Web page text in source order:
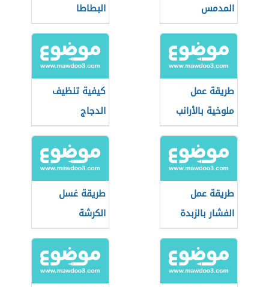
المدمس
البطاطا
طريقة عمل
ملوخية بالأرانب
كيفية تنظيف
الدجاج
طريقة عمل
الفشار بالزبدة
طريقة غسل
الكرشة